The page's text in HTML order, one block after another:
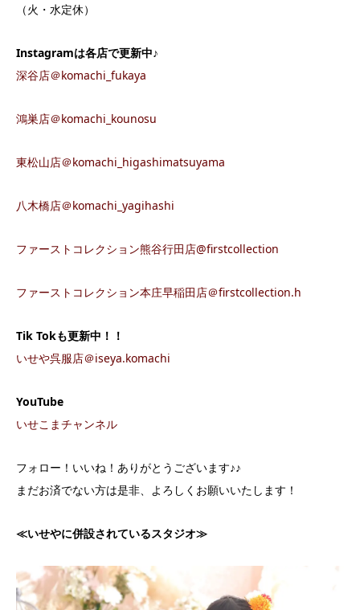
（火・水定休）
Instagramは各店で更新中♪
深谷店＠komachi_fukaya
鴻巣店＠komachi_kounosu
東松山店＠komachi_higashimatsuyama
八木橋店＠komachi_yagihashi
ファーストコレクション熊谷行田店@firstcollection
ファーストコレクション本庄早稲田店＠firstcollection.h
Tik Tokも更新中！！
いせや呉服店＠iseya.komachi
YouTube
いせこまチャンネル
フォロー！いいね！ありがとうございます♪♪
まだお済でない方は是非、よろしくお願いいたします！
≪いせやに併設されているスタジオ≫